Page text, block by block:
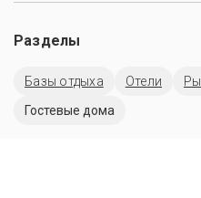
Разделы
Базы отдыха Отели
Гостевые дома